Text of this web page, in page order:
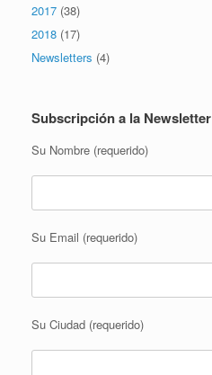
2017 (38)
2018 (17)
Newsletters (4)
Subscripción a la Newsletter
Su Nombre (requerido)
Su Email (requerido)
Su Ciudad (requerido)